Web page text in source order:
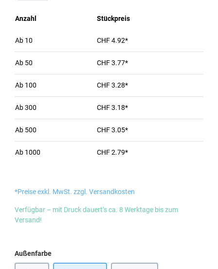
Anzahl Stückpreis
Ab 10 CHF 4.92*
Ab 50 CHF 3.77*
Ab 100 CHF 3.28*
Ab300 CHF 3.18*
Ab 500 CHF 3.05*
Ab 1000 CHF 2.79*
*Preise exkl. MwSt. zzgl. Versandkosten
Verfügbar – mit Druck dauert’s ca. 8 Werktage bis zum
Versand!
Außenfarbeauswählen